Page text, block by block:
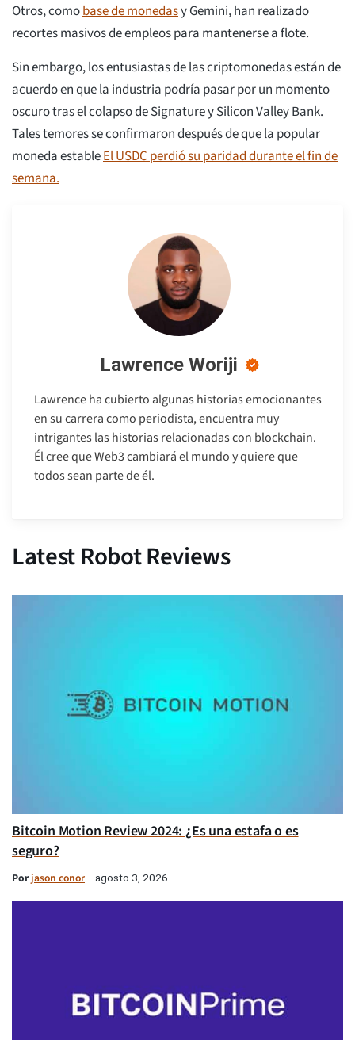
Otros, comobase de monedasy Gemini, han realizado
recortes masivos de empleos para mantenerse a flote.
Sin embargo, los entusiastas de las criptomonedas están de
acuerdo en que la industria podría pasar por un momento
oscuro tras el colapso de Signature y Silicon Valley Bank.
Tales temores se confirmaron después de que la popular
moneda estableEl USDC perdió su paridad durante el fin de
semana.
Lawrence Woriji
Lawrence ha cubierto algunas historias emocionantes
en su carrera como periodista, encuentra muy
intrigantes las historias relacionadas con blockchain.
Él cree que Web3 cambiará el mundo y quiere que
todos sean parte de él.
Latest Robot Reviews
Bitcoin Motion Review 2024: ¿Es una estafa o es
seguro?
Porjason conor agosto 3, 2026